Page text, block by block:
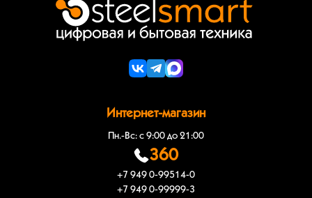
Интернет-магазин
Пн.-Вс: с 9:00 до 21:00
360
+7 949 0-99514-0
+7 949 0-99999-3